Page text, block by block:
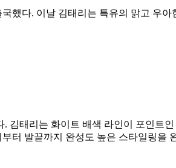
했다. 이날 김태리는 특유의 맑고 우
태리는 화이트 배색 라인이 포인트
터 발끝까지 완성도 높은 스타일링을